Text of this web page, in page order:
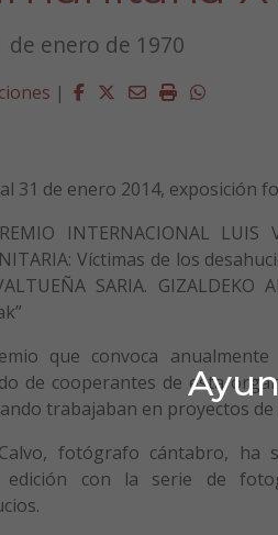
de enero de 1970
| Facebook
Twitter
EmailImprimirWhatsapp
31 de enero 2014, exposición
INTERNACIONAL LUIS
Víctimas de los
SARIA. GIZALDEKO
que convoca
de cooperantes de esta
trabajaban en proyectos
fotógrafo cántabro, ha
edición con la serie de